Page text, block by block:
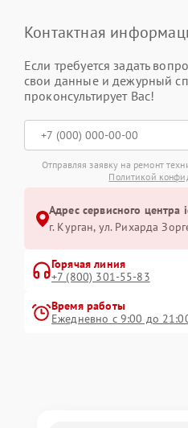
Контактная
Если требуется задать
свои данные и дежурный
проконсультирует Вас!
Отправляя заявку на ремонт
Политикой
Адрес сервисного центра
г. Курган, ул. Рихарда
Горячая линия
+7 (800) 301-55-83
Время работы
Ежедневно с 9:00 до